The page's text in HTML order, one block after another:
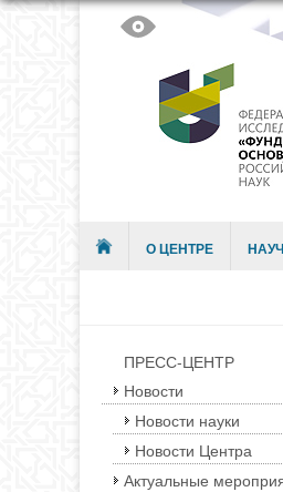
Menu О ЦЕНТРЕ
ПРЕСС-ЦЕНТР
Новости
Новости науки
Новости Центра
Актуальные